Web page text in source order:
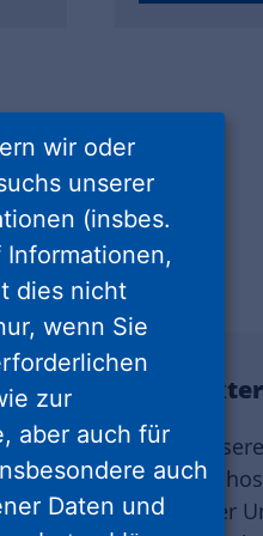
bereitgestellte
um Ihnen auf
die auf YouTube
jedem Aufruf einer
wir oder
unserer
(insbes.
dies nicht
wenn Sie
zur
aber auch für
auch
Daten und